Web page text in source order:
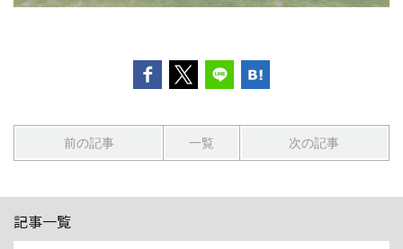
前の記事 一覧 次の記事
記事一覧